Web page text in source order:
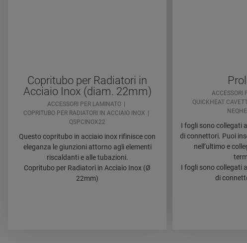
Copritubo per Radiatori in
Acciaio Inox (diam. 22mm)
ACCESSORI PER LAMINATO
COPRITUBO PER RADIATORI IN ACCIAIO INOX
QSPCINOX22
Questo copritubo in acciaio inox rifinisce con
eleganza le giunzioni attorno agli elementi
riscaldanti e alle tubazioni.
Copritubo per Radiatori in Acciaio Inox (Ø
22mm)
ACCESSORI
QUICKHEAT
I fogli sono collegati
di connettori. Puoi
nell’ultimo e
I fogli sono collegati
di